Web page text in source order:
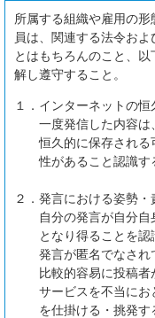
所属する組織や雇用の
員は、関連する法令お
とはもちろんのこと、
解し遵守すること。
１． インターネットの恒
一度発信した内容
恒久的に保存され
性があること認識す
２． 発言における姿勢・
自分の発言が自分
となり得ることを
発言が匿名でなされ
比較的容易に投稿者
サービスを不当に
を仕掛ける・挑発す